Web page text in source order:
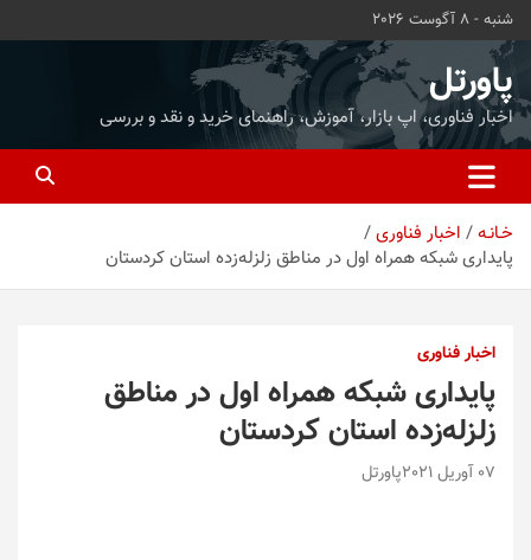
محتوا
بروید
شنبه - 8 آگوست 2026
پاورتل
اخبار فناوری، اپ بازار، آموزش، راهنمای خرید و نقد و بررسی
خـانـه
اخبار فناوری
پایداری شبکه همراه اول در مناطق زلزله‌زده استان کردستان
اخبار فناوری
پایداری شبکه همراه اول در مناطق
زلزله‌زده استان کردستان
07 آوریل 2021 پاورتل